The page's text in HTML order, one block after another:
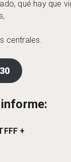
qué hay que
centrales.
+